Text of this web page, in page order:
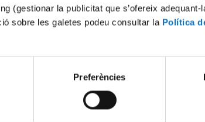
(gestionar la publicitat que s’ofereix
sobre les galetes podeu consultar la Política
Preferències